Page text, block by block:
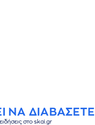
ΝΑ ΔΙΑΒΑΣΕΤΕ
στο skai.gr